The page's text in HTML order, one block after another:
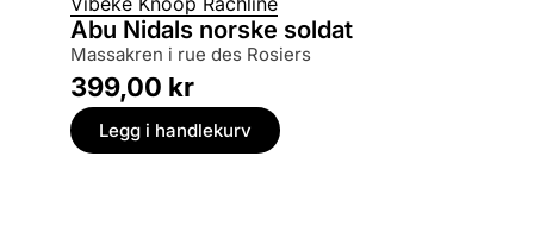
Abu Nidals norske soldat
massakren i rue des Rosiers
399,00 kr
Legg i handlekurv